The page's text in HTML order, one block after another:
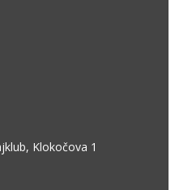
Klokočova 1